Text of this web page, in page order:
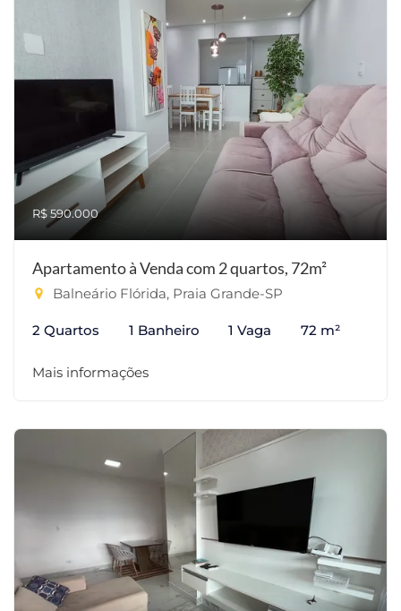
R$ 590.000
Apartamento à Venda com 2 quartos, 72m²
Balneário Flórida, Praia Grande-SP
2 Quartos 1 Banheiro 1 Vaga 72 m²
Mais informações